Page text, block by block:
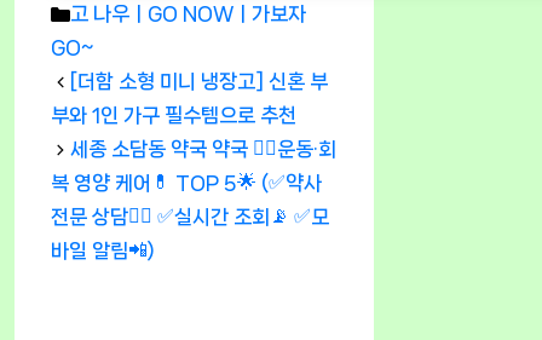
Categories
고 나우ㅣGO NOWㅣ가보자
GO~
[더함 소형 미니 냉장고] 신혼 부
부와 1인 가구 필수템으로 추천
세종 소담동 약국 약국 🏃‍♂️운동·회
복 영양 케어💊 TOP 5🌟 (✅약사
전문 상담👩‍⚕️ ✅실시간 조회📡 ✅모
바일 알림📲)